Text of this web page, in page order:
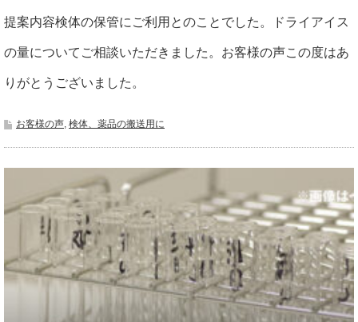
提案内容検体の保管にご利用とのことでした。ドライアイス
の量についてご相談いただきました。お客様の声この度はあ
りがとうございました。
お客様の声, 検体、薬品の搬送用に